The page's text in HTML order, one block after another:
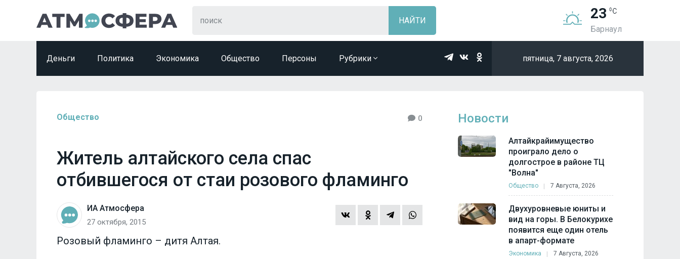
23
Барнаул
Деньги Политика Экономика Общество Персоны Рубрики пятница, 7 августа, 2026
Общество 0
Житель алтайского села спас
отбившегося от стаи розового фламинго
ИА Атмосфера
27 октября, 2015
Розовый фламинго – дитя Алтая.
Новости
Алтайкрайимущество
проиграло дело о
долгострое в районе ТЦ
"Волна"
Общество 7 Августа, 2026
Двухуровневые юниты и
вид на горы. В Белокурихе
появится еще один отель
в апарт-формате
Экономика 7 Августа, 2026